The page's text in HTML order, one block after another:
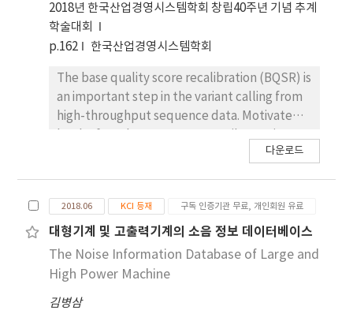
2018년 한국산업경영시스템학회 창립40주년 기념 추계
학술대회
p.162
한국산업경영시스템학회
The base quality score recalibration (BQSR) is
an important step in the variant calling from
high-throughput sequence data. Motivated
database of known variants such as the
showed that the recalibration results
depended on the size of the database. The
more variants are there in the database, the
larger averaged value of the recalibrated
the recalibrated quality score is lower than it
다운로드
2018.06 KCI 등재 구독 인증기관 무료, 개인회원 유료
대형기계 및 고출력기계의 소음 정보 데이터베이스
The Noise Information Database of Large and
High Power Machine
김병삼